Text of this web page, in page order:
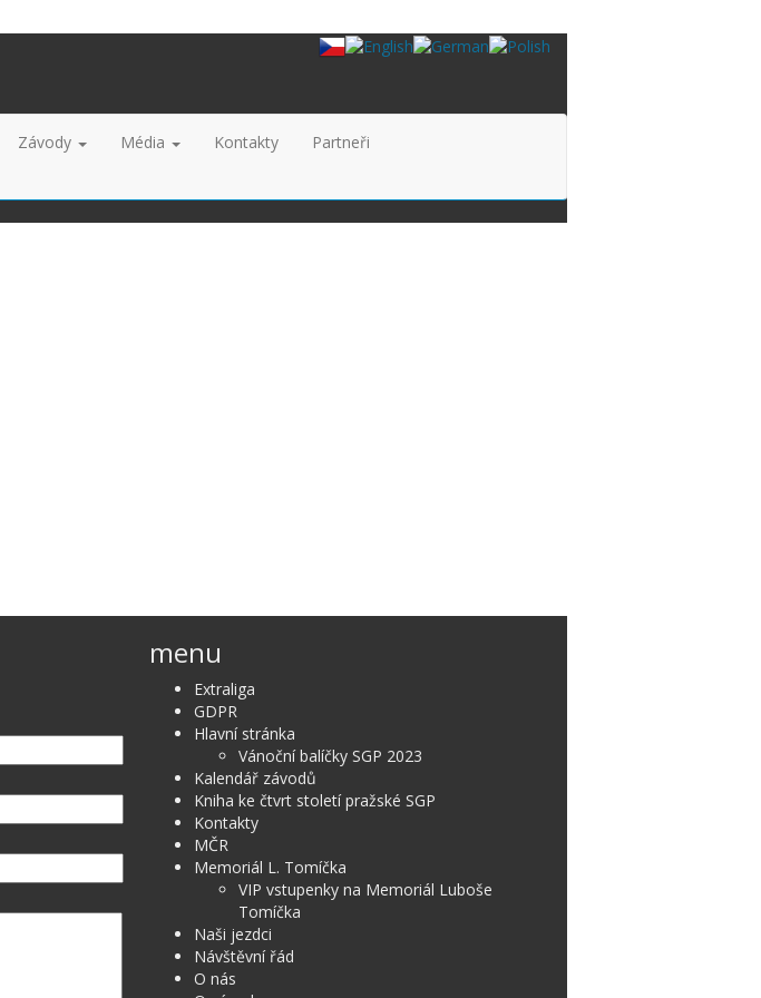
Závody Média Kontakty Partneři
menu
Extraliga
GDPR
Hlavní stránka
Vánoční balíčky SGP 2023
Kalendář závodů
Kniha ke čtvrt století pražské SGP
Kontakty
MČR
Memoriál L. Tomíčka
VIP vstupenky na Memoriál Luboše
Tomíčka
Naši jezdci
Návštěvní řád
O nás